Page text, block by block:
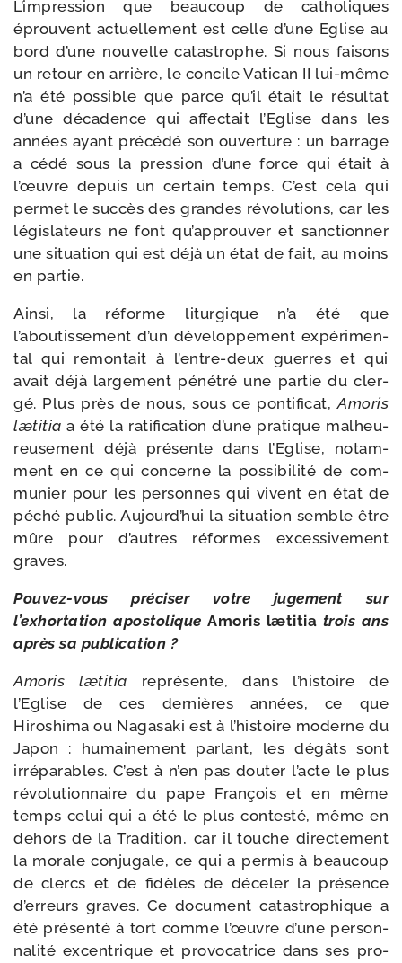
L’impression que beau­coup de catho­liques
éprouvent actuel­le­ment est celle d’une Eglise au
bord d’une nou­velle catas­trophe. Si nous fai­sons
un retour en arrière, le concile Vatican II lui-​même
n’a été pos­sible que parce qu’il était le résul­tat
d’une déca­dence qui affec­tait l’Eglise dans les
années ayant pré­cé­dé son ouver­ture : un bar­rage
a cédé sous la pres­sion d’une force qui était à
l’œuvre depuis un cer­tain temps. C’est cela qui
per­met le suc­cès des grandes révo­lu­tions, car les
légis­la­teurs ne font qu’approuver et sanc­tion­ner
une situa­tion qui est déjà un état de fait, au moins
en partie.
Ainsi, la réforme litur­gique n’a été que
l’aboutissement d’un déve­lop­pe­ment expé­ri­men­
tal qui remon­tait à l’entre-deux guerres et qui
avait déjà lar­ge­ment péné­tré une par­tie du cler­
gé. Plus près de nous, sous ce pon­ti­fi­cat,Amoris
læti­tia a été la rati­fi­ca­tion d’une pra­tique mal­heu­
reu­se­ment déjà pré­sente dans l’Eglise, notam­
ment en ce qui concerne la pos­si­bi­li­té de com­
mu­nier pour les per­sonnes qui vivent en état de
péché public. Aujourd’hui la situa­tion semble être
mûre pour d’autres réformes exces­si­ve­ment
graves.
Pouvez-​vous pré­ci­ser votre juge­ment sur
l’exhortation apos­to­lique Amoris læti­tia trois ans
après sa publication ?
Amoris læti­tia repré­sente, dans l’histoire de
l’Eglise de ces der­nières années, ce que
Hiroshima ou Nagasaki est à l’histoire moderne du
Japon : humai­ne­ment par­lant, les dégâts sont
irré­pa­rables. C’est à n’en pas dou­ter l’acte le plus
révo­lu­tion­naire du pape François et en même
temps celui qui a été le plus contes­té, même en
dehors de la Tradition, car il touche direc­te­ment
la morale conju­gale, ce qui a per­mis à beau­coup
de clercs et de fidèles de déce­ler la pré­sence
d’erreurs graves. Ce docu­ment catas­tro­phique a
été pré­sen­té à tort comme l’œuvre d’une per­son­
na­li­té excen­trique et pro­vo­ca­trice dans ses pro­